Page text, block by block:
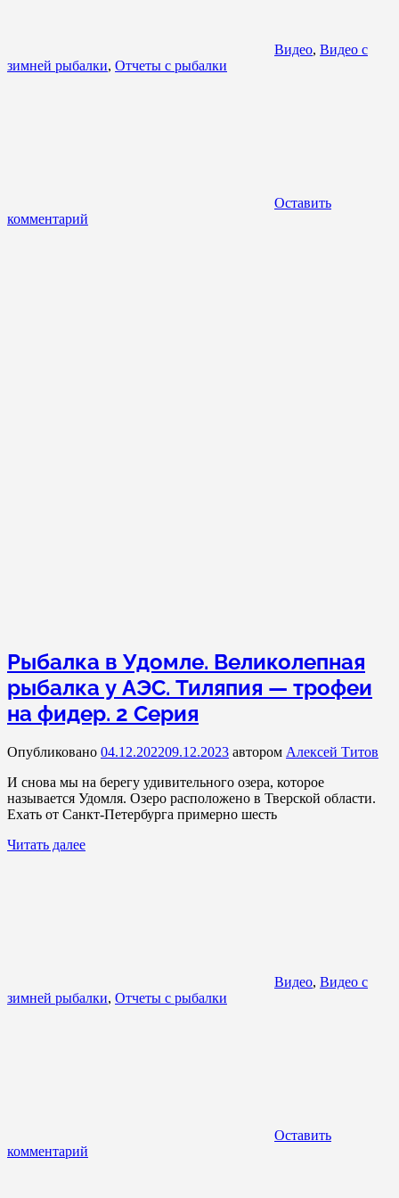
Видео, Видео с
зимней рыбалки, Отчеты с рыбалки
Оставить
комментарий
Рыбалка в Удомле. Великолепная
рыбалка у АЭС. Тиляпия — трофеи
на фидер. 2 Серия
Опубликовано 04.12.202209.12.2023 автором Алексей Титов
И снова мы на берегу удивительного озера, которое
называется Удомля. Озеро расположено в Тверской области.
Ехать от Санкт-Петербурга примерно шесть
Читать далее
Видео, Видео с
зимней рыбалки, Отчеты с рыбалки
Оставить
комментарий